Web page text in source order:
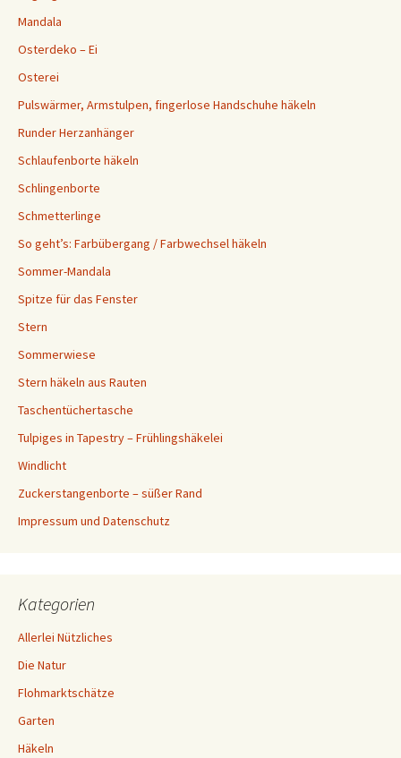
Mandala
Osterdeko – Ei
Osterei
Pulswärmer, Armstulpen, fingerlose Handschuhe häkeln
Runder Herzanhänger
Schlaufenborte häkeln
Schlingenborte
Schmetterlinge
So geht’s: Farbübergang / Farbwechsel häkeln
Sommer-Mandala
Spitze für das Fenster
Stern
Sommerwiese
Stern häkeln aus Rauten
Taschentüchertasche
Tulpiges in Tapestry – Frühlingshäkelei
Windlicht
Zuckerstangenborte – süßer Rand
Impressum und Datenschutz
Kategorien
Allerlei Nützliches
Die Natur
Flohmarktschätze
Garten
Häkeln